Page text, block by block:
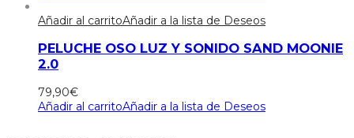
Añadir al carritoAñadir a la lista de Deseos
PELUCHE OSO LUZ Y SONIDO SAND MOONIE
2.0
79,90€
Añadir al carritoAñadir a la lista de Deseos